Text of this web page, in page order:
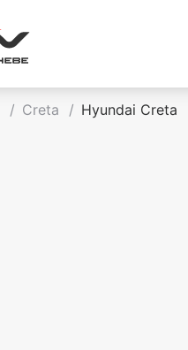
/ Creta / Hyundai Creta